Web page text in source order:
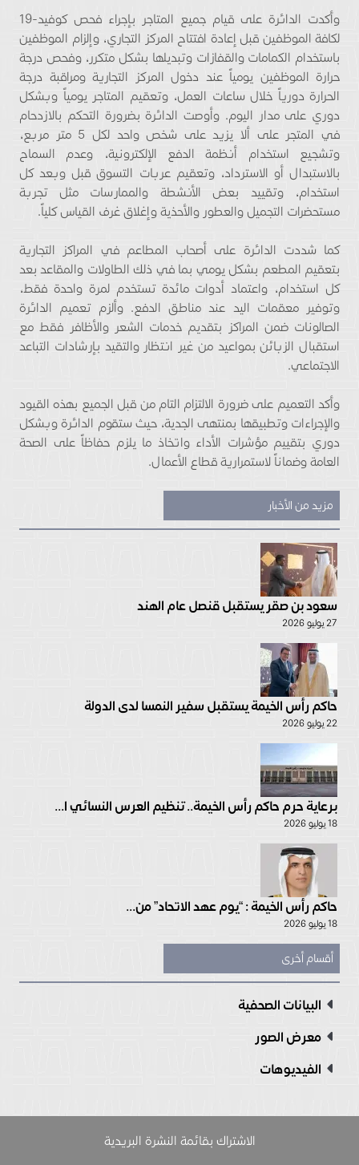
وأكدت الدائرة على قيام جميع المتاجر بإجراء فحص كوفيد-19
لكافة الموظفين قبل إعادة افتتاح المركز التجاري، وإلزام الموظفين
باستخدام الكمامات والقفازات وتبديلها بشكل متكرر، وفحص درجة
حرارة الموظفين يومياً عند دخول المركز التجارية ومراقبة درجة
الحرارة دورياً خلال ساعات العمل، وتعقيم المتاجر يومياً وبشكل
دوري على مدار اليوم. وأوصت الدائرة بضرورة التحكم بالازدحام
في المتجر على ألا يزيد على شخص واحد لكل 5 متر مربع،
وتشجيع استخدام أنظمة الدفع الإلكترونية، وعدم السماح
بالاستبدال أو الاسترداد، وتعقيم عربات التسوق قبل وبعد كل
استخدام، وتقييد بعض الأنشطة والممارسات مثل تجربة
مستحضرات التجميل والعطور والأحذية وإغلاق غرف القياس كلياً.
كما شددت الدائرة على أصحاب المطاعم في المراكز التجارية
بتعقيم المطعم بشكل يومي بما في ذلك الطاولات والمقاعد بعد
كل استخدام، واعتماد أدوات مائدة تستخدم لمرة واحدة فقط،
وتوفير معقمات اليد عند مناطق الدفع. وألزم تعميم الدائرة
الصالونات ضمن المراكز بتقديم خدمات الشعر والأظافر فقط مع
استقبال الزبائن بمواعيد من غير انتظار والتقيد بإرشادات التباعد
الاجتماعي.
وأكد التعميم على ضرورة الالتزام التام من قبل الجميع بهذه القيود
والإجراءات وتطبيقها بمنتهى الجدية، حيث ستقوم الدائرة وبشكل
دوري بتقييم مؤشرات الأداء واتخاذ ما يلزم حفاظاً على الصحة
العامة وضماناً لاستمرارية قطاع الأعمال.
مزيد من الأخبار
سعود بن صقر يستقبل قنصل عام الهند
27 يوليو 2026
حاكم رأس الخيمة يستقبل سفير النمسا لدى الدولة
22 يوليو 2026
برعاية حرم حاكم رأس الخيمة.. تنظيم العرس النسائي ا...
18 يوليو 2026
حاكم رأس الخيمة : “يوم عهد الاتحاد” من...
18 يوليو 2026
أقسام أخرى
البيانات الصحفية
معرض الصور
الفيديوهات
الاشتراك بقائمة النشرة البريدية